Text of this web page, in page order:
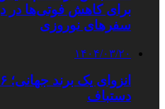
برای کاهش فوتی‌ها در
سفرهای نوروزی
۱۴۰۴/۰۳/۲۰
دستباف